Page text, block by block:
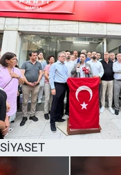
SİYASET